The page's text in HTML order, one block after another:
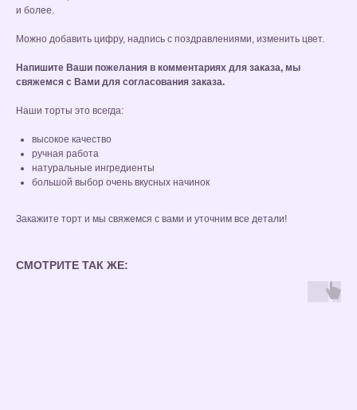
и более.
Можно добавить цифру, надпись с поздравлениями, изменить цвет.
Напишите Ваши пожелания в комментариях для заказа, мы
свяжемся с Вами для согласования заказа.
Наши торты это всегда:
высокое качество
ручная работа
натуральные ингредиенты
большой выбор очень вкусных начинок
Закажите торт и мы свяжемся с вами и уточним все детали!
СМОТРИТЕ ТАК ЖЕ: